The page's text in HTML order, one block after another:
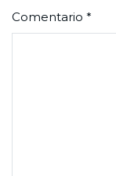
Comentario *